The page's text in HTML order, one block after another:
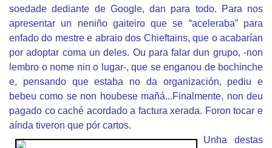
soedade dediante de Google, dan para todo. Para nos
apresentar un neniño gaiteiro que se “aceleraba” para
enfado do mestre e abraio dos Chieftains, que o acabarían
por adoptar coma un deles. Ou para falar dun grupo, -non
lembro o nome nin o lugar-, que se enganou de bochinche
e, pensando que estaba no da organización, pediu e
bebeu como se non houbese mañá...Finalmente, non deu
pagado co caché acordado a factura xerada. Foron tocar e
aínda tiveron que pór cartos.
Unha destas